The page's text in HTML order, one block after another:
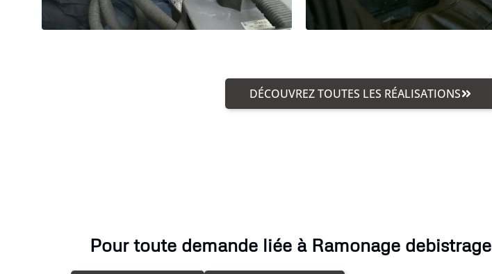
DÉCOUVREZ TOUTES LES RÉALISATIONS
Pour toute demande liée à Ramonage